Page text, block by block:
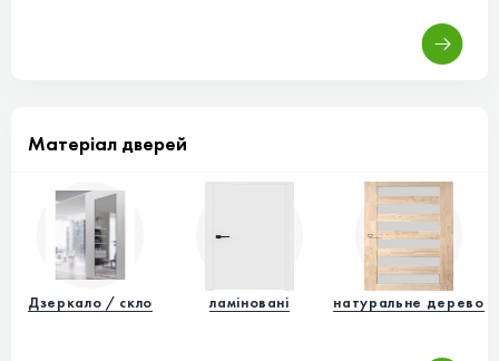
Матеріал дверей
Дзеркало / скло ламіновані натуральне дерево